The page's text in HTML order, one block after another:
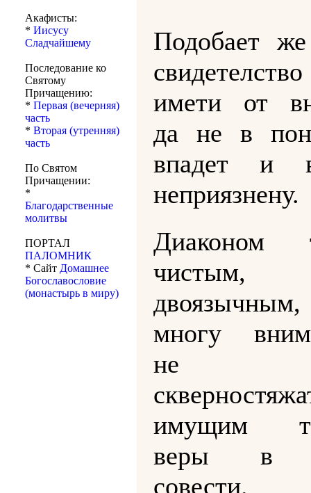
Акафисты:
* Иисусу
Сладчайшему
Последование ко
Святому
Причащению:
* Первая (вечерняя)
часть
* Вторая (утренняя)
часть
По Святом
Причащении:
*
Благодарственные
молитвы
ПОРТАЛ
ПАЛОМНИК
* Сайт Домашнее
Богославословие
(монастырь в миру)
Подобает
имети от
да не в
впадет и
неприязнену.
Диаконом
двоязычным,
многу
не
имущим
веры в
совести.